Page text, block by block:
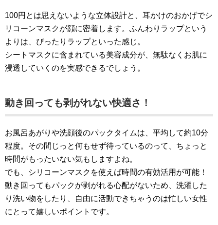
100円とは思えないような立体設計と、耳かけのおかげでシ
リコーンマスクが顔に密着します。ふんわりラップという
よりは、ぴったりラップといった感じ。
シートマスクに含まれている美容成分が、無駄なくお肌に
浸透していくのを実感できるでしょう。
動き回っても剥がれない快適さ！
お風呂あがりや洗顔後のパックタイムは、平均して約10分
程度。その間じっと何もせず待っているのって、ちょっと
時間がもったいない気もしますよね。
でも、シリコーンマスクを使えば時間の有効活用が可能！
動き回ってもパックが剥がれる心配がないため、洗濯した
り洗い物をしたり、自由に活動できちゃうのは忙しい女性
にとって嬉しいポイントです。